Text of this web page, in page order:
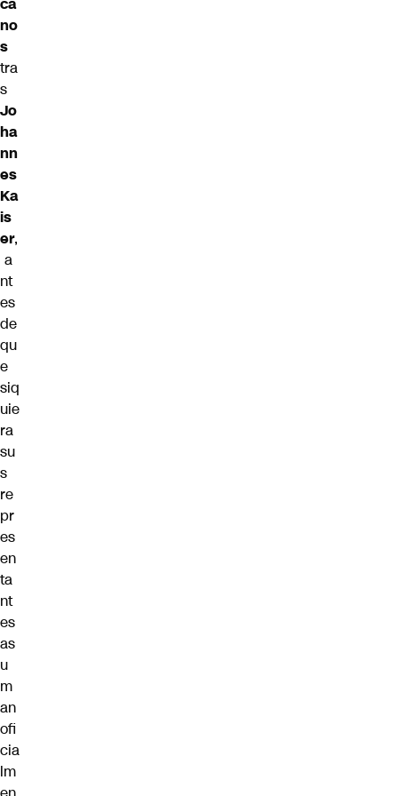
no
s
tra
s
Jo
ha
nn
es
Ka
is
er,
a
nt
es
de
qu
e
siq
uie
ra
su
s
re
pr
es
en
ta
nt
es
as
u
m
an
ofi
cia
lm